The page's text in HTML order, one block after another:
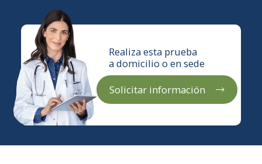
Realiza esta prueba
a domicilio o en sede
Solicitar información